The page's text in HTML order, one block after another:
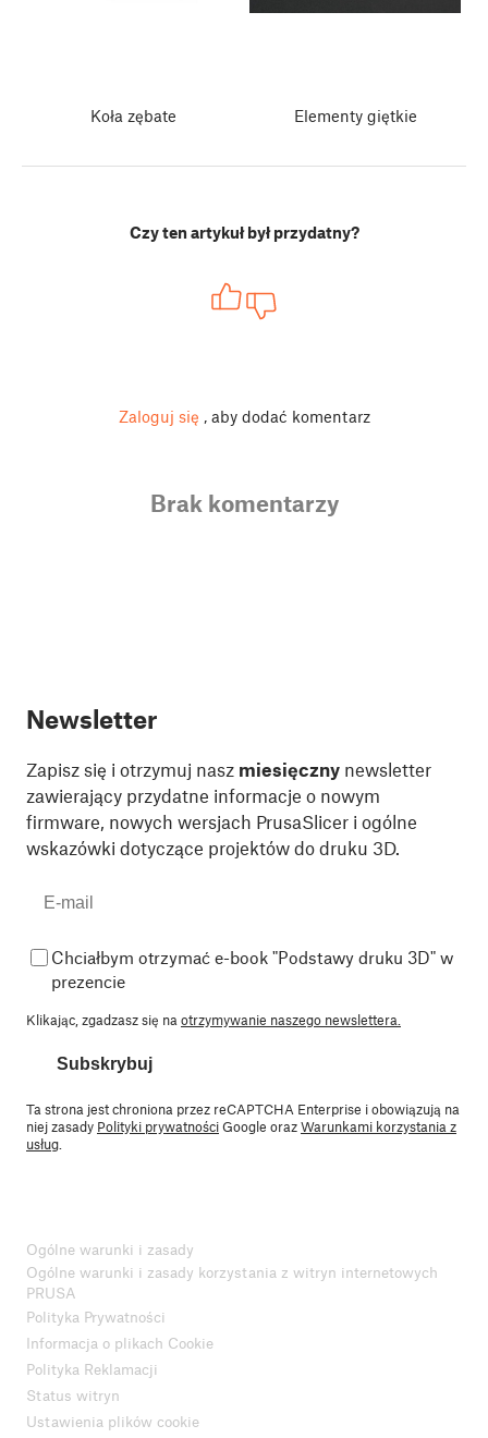
Koła zębate Elementy giętkie
Czy ten artykuł był przydatny?
Zaloguj się , aby dodać komentarz
Brak komentarzy
Newsletter
Zapisz się i otrzymuj nasz miesięczny newsletter
zawierający przydatne informacje o nowym
firmware, nowych wersjach PrusaSlicer i ogólne
wskazówki dotyczące projektów do druku 3D.
Chciałbym otrzymać e-book "Podstawy druku 3D" w
prezencie
Klikając, zgadzasz się na otrzymywanie naszego newslettera.
Subskrybuj
Ta strona jest chroniona przez reCAPTCHA Enterprise i obowiązują na
niej zasady Polityki prywatnościGoogle orazWarunkami korzystania z
usług
Ogólne warunki i zasady
Ogólne warunki i zasady korzystania z witryn internetowych
PRUSA
Polityka Prywatności
Informacja o plikach Cookie
Polityka Reklamacji
Status witryn
Ustawienia plików cookie